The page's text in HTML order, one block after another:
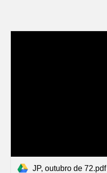
JP, outubro de 72.pdf